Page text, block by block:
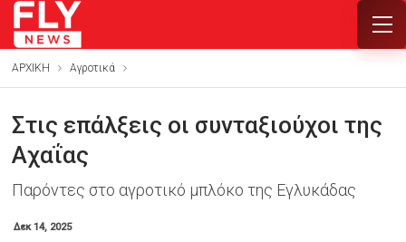
ΑΡΧΙΚΗ Αγροτικά
Στις επάλξεις οι συνταξιούχοι της
Αχαΐας
Παρόντες στο αγροτικό μπλόκο της Εγλυκάδας
Δεκ 14, 2025